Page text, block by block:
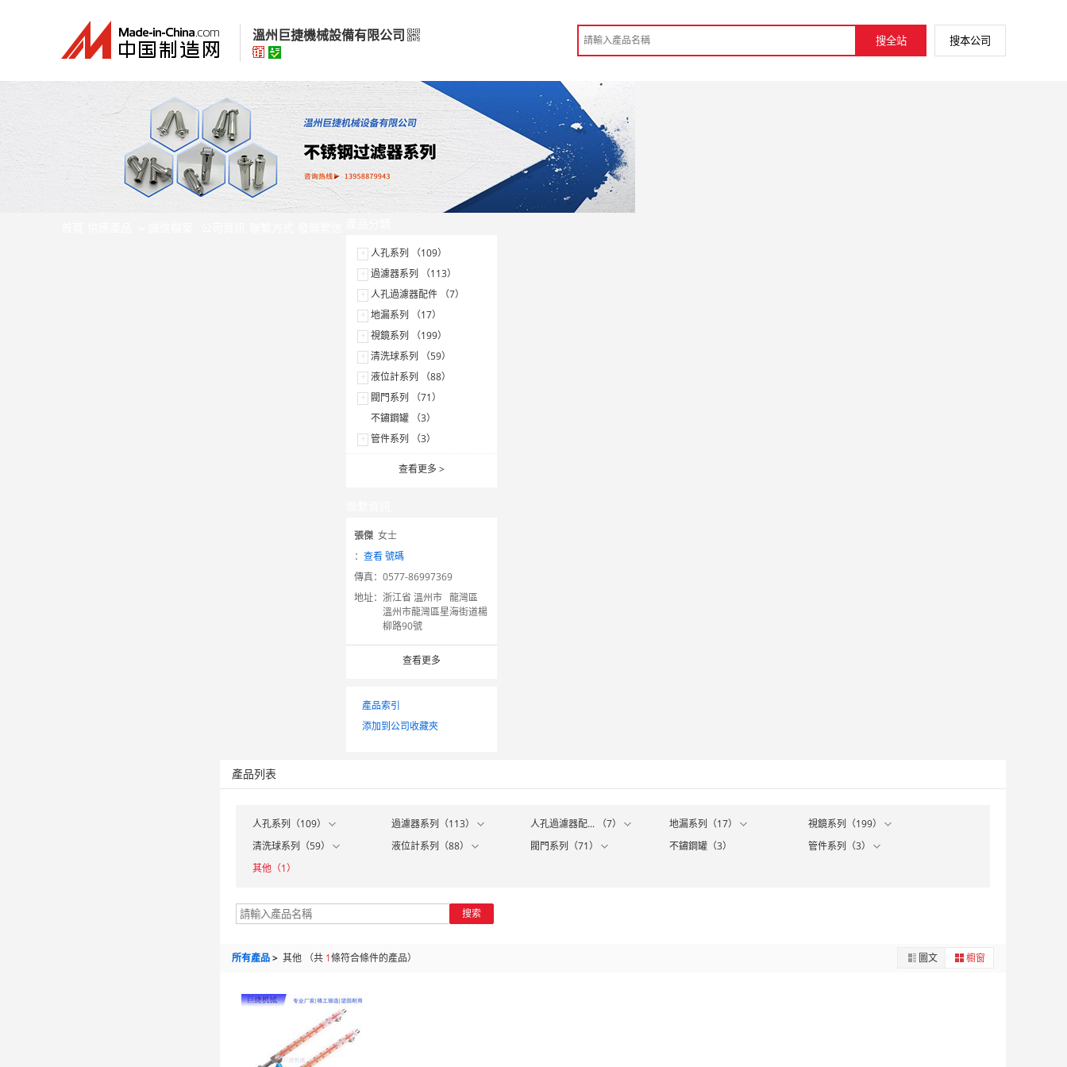
溫州巨捷機械設備有限公司
溫州巨捷機械設備有限公司
高級版
經營模式：生產製造
所在地區：浙江省 溫州市
認證資訊：
手機訪問展示廳
+ 人孔系列 （109）
+ 過濾器系列 （113）
+ 人孔過濾器配件 （7）
+ 地漏系列 （17）
+ 視鏡系列 （199）
+ 清洗球系列 （59）
+ 液位計系列 （88）
+ 閥門系列 （71）
不鏽鋼罐 （3）
+ 管件系列 （3）
查看更多 >
張傑 女士
： 查看 號碼
傳真： 0577-86997369
地址： 浙江省 溫州市 龍灣區
溫州市龍灣區星海街道楊
柳路90號
查看更多
產品索引
添加到公司收藏夾
產品列表
人孔系列（109） 過濾器系列（113） 人孔過濾器配... （7） 地漏系列（17）
視鏡系列（199）
清洗球系列（59）
液位計系列（88） 閥門系列（71） 不鏽鋼罐（3）
管件系列（3）
其他（1）
搜索
所有產品> 其他 （共 1條符合條件的產品） 圖文 櫥窗